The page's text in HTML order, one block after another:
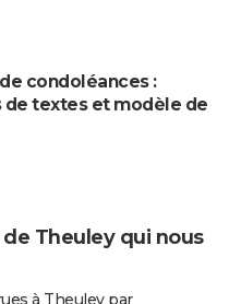
condoléances :
de textes et modèle de
Theuley qui nous
à Theuley par